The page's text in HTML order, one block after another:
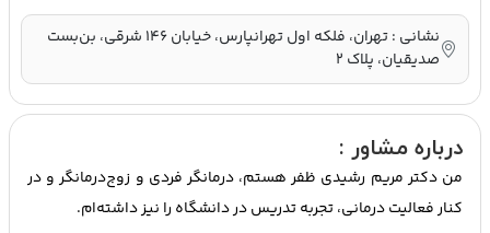
نشانی : تهران، فلکه اول تهرانپارس، خیابان ۱۴۶ شرقی، بن‌بست
صدیقیان، پلاک ۲
درباره مشاور :
من دکتر مریم رشیدی ظفر هستم، درمانگر فردی و زوج‌درمانگر و در
کنار فعالیت درمانی، تجربه تدریس در دانشگاه را نیز داشته‌ام.